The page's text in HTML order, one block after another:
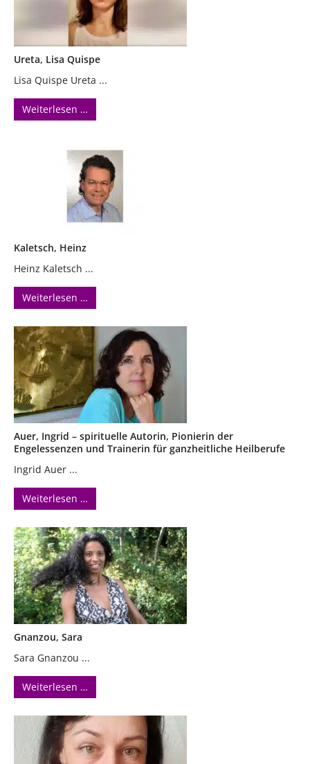
Ureta, Lisa Quispe
Lisa Quispe Ureta ...
Weiterlesen …
Kaletsch, Heinz
Heinz Kaletsch ...
Weiterlesen …
Auer, Ingrid – spirituelle Autorin, Pionierin der
Engelessenzen und Trainerin für ganzheitliche Heilberufe
Ingrid Auer ...
Weiterlesen …
Gnanzou, Sara
Sara Gnanzou ...
Weiterlesen …